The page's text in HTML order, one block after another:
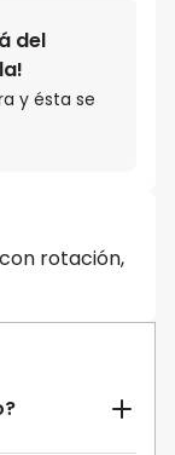
del
y ésta se
rotación,